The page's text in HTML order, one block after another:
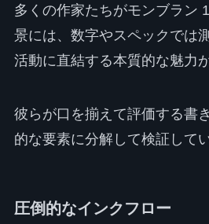
多くの作家たちがモンブラン
景には、数字やスペックでは
活動に直結する本質的な魅力
彼らが口を揃えて評価する書
的な要素に分解して検証して
圧倒的なインクフロー